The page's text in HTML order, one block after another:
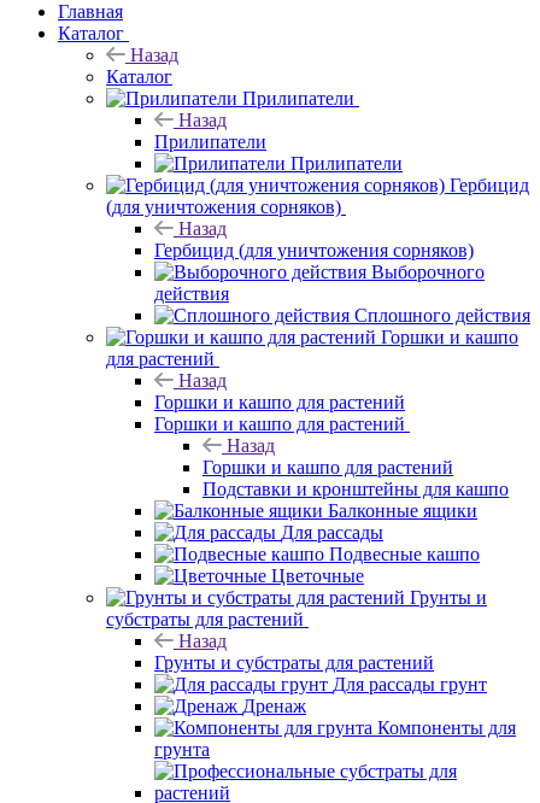
Главная
Каталог
Назад
Каталог
Прилипатели
Назад
Прилипатели
Прилипатели
Гербицид
(для уничтожения сорняков)
Назад
Гербицид (для уничтожения сорняков)
Выборочного
действия
Сплошного действия
Горшки и кашпо
для растений
Назад
Горшки и кашпо для растений
Горшки и кашпо для растений
Назад
Горшки и кашпо для растений
Подставки и кронштейны для кашпо
Балконные ящики
Для рассады
Подвесные кашпо
Цветочные
Грунты и
субстраты для растений
Назад
Грунты и субстраты для растений
Для рассады грунт
Дренаж
Компоненты для
грунта